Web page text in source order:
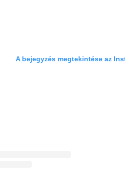
A bejegyzés megtekintése az